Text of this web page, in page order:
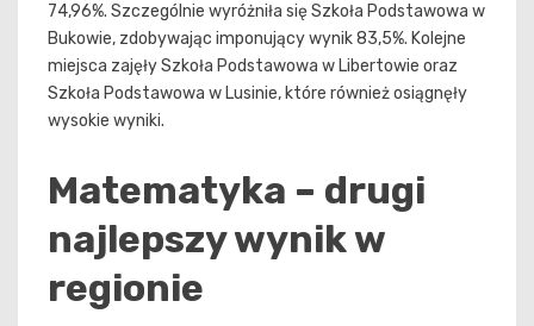
74,96%. Szczególnie wyróżniła się Szkoła Podstawowa w
Bukowie, zdobywając imponujący wynik 83,5%. Kolejne
miejsca zajęły Szkoła Podstawowa w Libertowie oraz
Szkoła Podstawowa w Lusinie, które również osiągnęły
wysokie wyniki.
Matematyka – drugi
najlepszy wynik w
regionie